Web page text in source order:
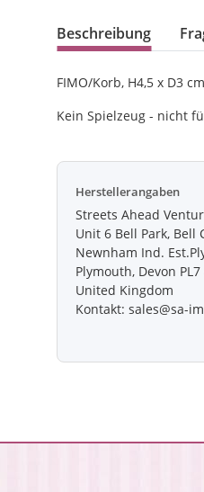
Beschreibung
FIMO/Korb, H4,5 x D3 cm
Kein Spielzeug - nicht
Herstellerangaben
Streets Ahead
Unit 6 Bell Park, Bell
Newnham Ind.
Plymouth, Devon PL7
United Kingdom
Kontakt: sales@sa-